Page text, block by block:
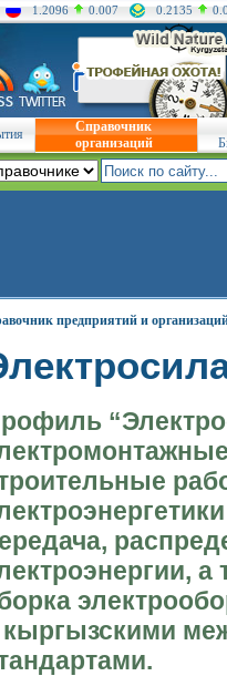
1.2096 0.007 0.2135
Справочник
организаций
предприятий и
а
кыргызскими